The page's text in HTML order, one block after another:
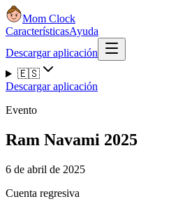
Mom Clock
CaracterísticasAyuda
Descargar aplicación
🇪🇸
Descargar aplicación
Evento
Ram Navami 2025
6 de abril de 2025
Cuenta regresiva